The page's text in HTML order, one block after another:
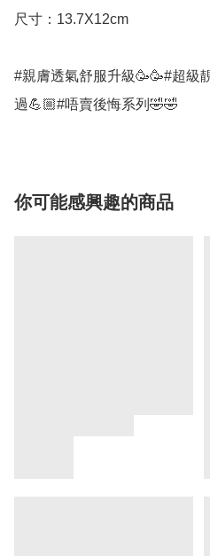
尺寸：13.7X12cm
#親膚透氣舒服升級🥳🥳#超級
過💪🏼#唔賣後悔系列🤣🤣
你可能感興趣的商品